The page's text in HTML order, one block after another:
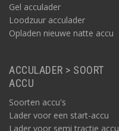
Gel acculader
Loodzuur acculader
Opladen nieuwe natte accu
ACCULADER > SOORT
ACCU
Soorten accu's
Lader voor een start-accu
Lader voor semi tractie accu